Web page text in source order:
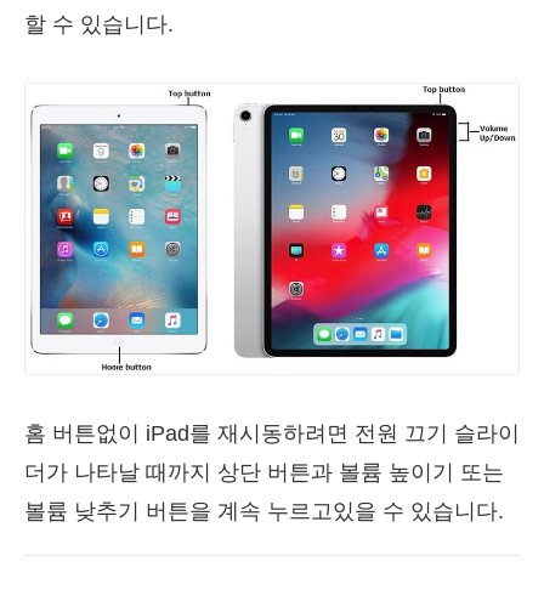
할 수 있습니다.
홈 버튼없이 iPad를 재시동하려면 전원 끄기 슬라이
더가 나타날 때까지 상단 버튼과 볼륨 높이기 또는
볼륨 낮추기 버튼을 계속 누르고있을 수 있습니다.